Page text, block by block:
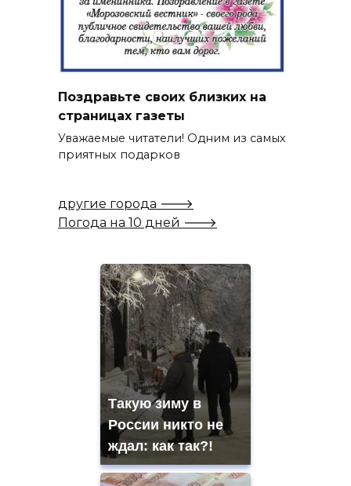
Поздравьте своих близких на
страницах газеты
Уважаемые читатели! Одним из самых
приятных подарков
другие города 🡒
Погода на 10 дней 🡒
Такую зиму в
России никто не
ждал: как так?!